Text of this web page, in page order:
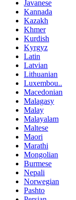
Javanese
Kannada
Kazakh
Khmer
Kurdish
Kyrgyz
Latin
Latvian
Lithuanian
Luxembou..
Macedonian
Malagasy
Malay
Malayalam
Maltese
Maori
Marathi
Mongolian
Burmese
Nepali
Norwegian
Pashto